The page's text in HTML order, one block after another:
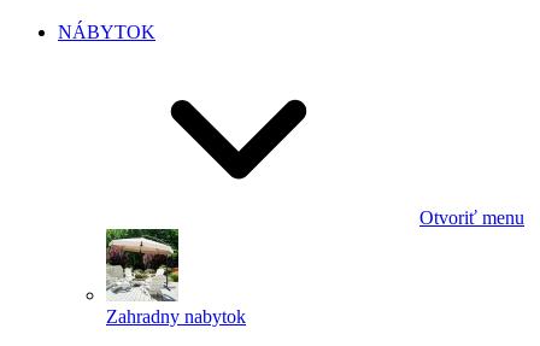
NÁBYTOK
Otvoriť menu
Zahradny nabytok